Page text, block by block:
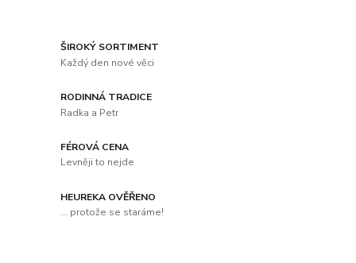
ŠIROKÝ SORTIMENT
Každý den nové věci
RODINNÁ TRADICE
Radka a Petr
FÉROVÁ CENA
Levněji to nejde
HEUREKA OVĚŘENO
... protože se staráme!